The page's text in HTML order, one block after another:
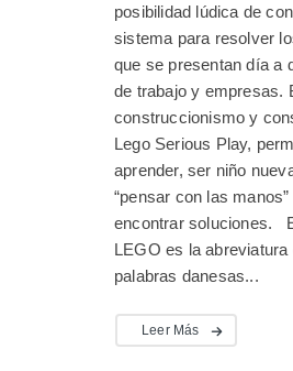
posibilidad lúdica de
sistema para resolver
que se presentan día a
de trabajo y empresas.
construccionismo y
Lego Serious Play,
aprender, ser niño
“pensar con las manos”
encontrar soluciones.
LEGO es la abreviatura
palabras danesas...
Leer Más